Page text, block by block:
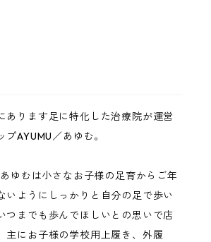
あります足に特化した治療院が運営
AYUMU／あゆむ。
ゆむは小さなお子様の足育からご年
いようにしっかりと自分の足で歩い
つまでも歩んでほしいとの思いで店
主にお子様の学校用上履き、外履